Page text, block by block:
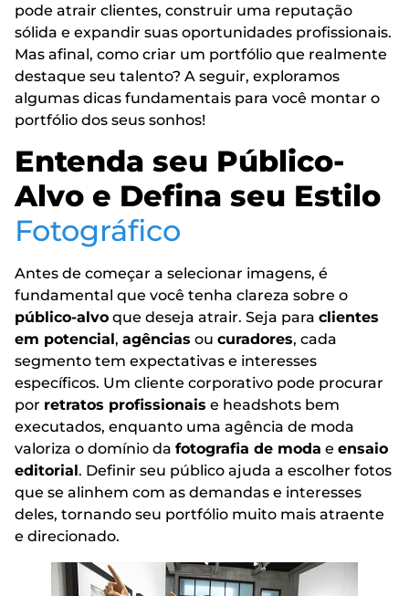
pode atrair clientes, construir uma reputação
sólida e expandir suas oportunidades profissionais.
Mas afinal, como criar um portfólio que realmente
destaque seu talento? A seguir, exploramos
algumas dicas fundamentais para você montar o
portfólio dos seus sonhos!
Entenda seu Público-
Alvo e Defina seu Estilo
Fotográfico
Antes de começar a selecionar imagens, é
fundamental que você tenha clareza sobre o
público-alvo que deseja atrair. Seja para clientes
em potencial, agências ou curadores, cada
segmento tem expectativas e interesses
específicos. Um cliente corporativo pode procurar
por retratos profissionais e headshots bem
executados, enquanto uma agência de moda
valoriza o domínio da fotografia de moda e ensaio
editorial. Definir seu público ajuda a escolher fotos
que se alinhem com as demandas e interesses
deles, tornando seu portfólio muito mais atraente
e direcionado.